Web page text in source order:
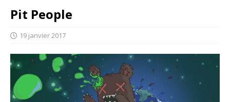
Pit People
19 janvier 2017